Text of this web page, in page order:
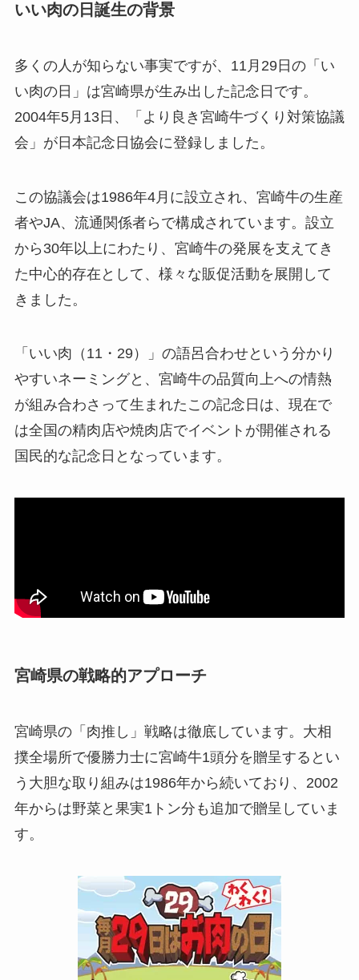
いい肉の日誕生の背景
多くの人が知らない事実ですが、11月29日の「い
い肉の日」は宮崎県が生み出した記念日です。
2004年5月13日、「より良き宮崎牛づくり対策協議
会」が日本記念日協会に登録しました。
この協議会は1986年4月に設立され、宮崎牛の生産
者やJA、流通関係者らで構成されています。設立
から30年以上にわたり、宮崎牛の発展を支えてき
た中心的存在として、様々な販促活動を展開して
きました。
「いい肉（11・29）」の語呂合わせという分かり
やすいネーミングと、宮崎牛の品質向上への情熱
が組み合わさって生まれたこの記念日は、現在で
は全国の精肉店や焼肉店でイベントが開催される
国民的な記念日となっています。
宮崎県の戦略的アプローチ
宮崎県の「肉推し」戦略は徹底しています。大相
撲全場所で優勝力士に宮崎牛1頭分を贈呈するとい
う大胆な取り組みは1986年から続いており、2002
年からは野菜と果実1トン分も追加で贈呈していま
す。